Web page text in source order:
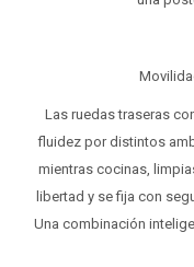
Las ruedas traseras
fluidez por distintos
mientras cocinas,
libertad y se fija con
Una combinación